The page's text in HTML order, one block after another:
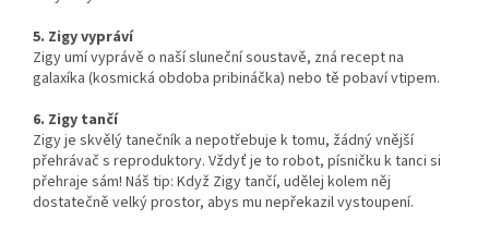
5. Zigy vypráví
Zigy umí vyprávě o naší sluneční soustavě, zná recept na
galaxíka (kosmická obdoba pribináčka) nebo tě pobaví vtipem.
6. Zigy tančí
Zigy je skvělý tanečník a nepotřebuje k tomu, žádný vnější
přehrávač s reproduktory. Vždyť je to robot, písničku k tanci si
přehraje sám! Náš tip: Když Zigy tančí, udělej kolem něj
dostatečně velký prostor, abys mu nepřekazil vystoupení.